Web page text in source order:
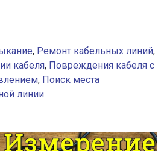
, Ремонт кабельных линий,
кабеля, Повреждения кабеля с
, Поиск места
линии